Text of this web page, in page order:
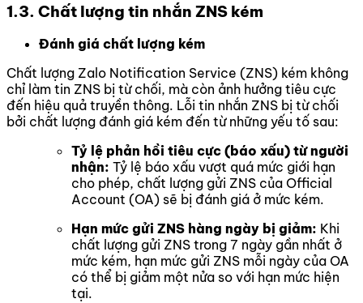
1.3. Chất lượng tin nhắn ZNS kém
Đánh giá chất lượng kém
Chất lượng Zalo Notification Service (ZNS) kém không
chỉ làm tin ZNS bị từ chối, mà còn ảnh hưởng tiêu cực
đến hiệu quả truyền thông. Lỗi tin nhắn ZNS bị từ chối
bởi chất lượng đánh giá kém đến từ những yếu tố sau:
Tỷ lệ phản hồi tiêu cực (báo xấu) từ người
nhận: Tỷ lệ báo xấu vượt quá mức giới hạn
cho phép, chất lượng gửi ZNS của Official
Account (OA) sẽ bị đánh giá ở mức kém.
Hạn mức gửi ZNS hàng ngày bị giảm: Khi
chất lượng gửi ZNS trong 7 ngày gần nhất ở
mức kém, hạn mức gửi ZNS mỗi ngày của OA
có thể bị giảm một nửa so với hạn mức hiện
tại.